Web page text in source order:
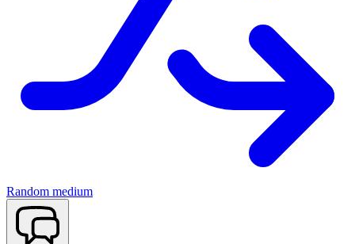
Random medium